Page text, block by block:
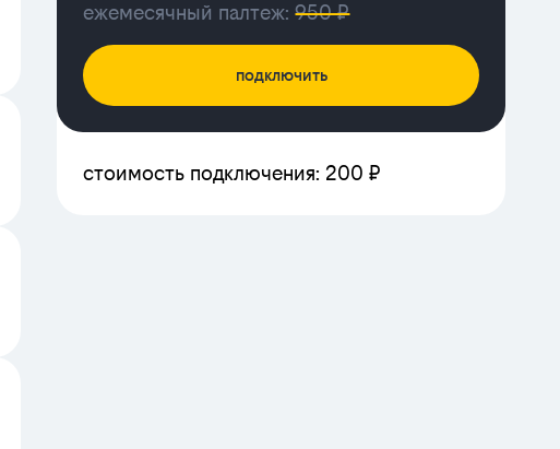
ежемесячный палтеж:950 ₽
подключить
стоимость подключения: 200 ₽